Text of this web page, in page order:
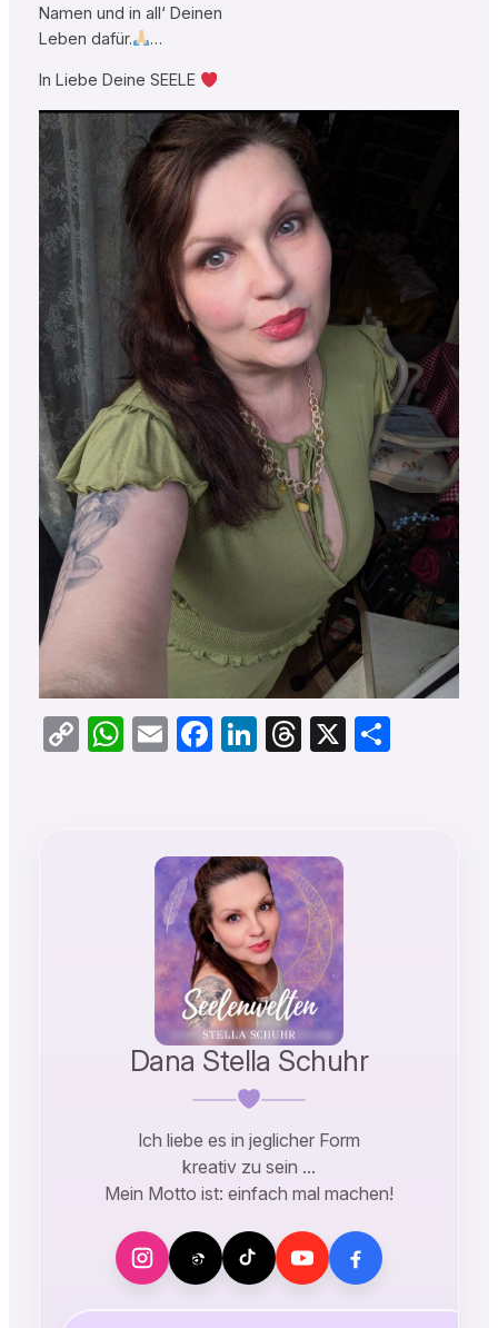
Namen und in all‘ Deinen
Leben dafür.
…
In Liebe Deine SEELE
CopyWhatsApp
EmailFacebook
LinkedIn
Threads
X Teilen
Dana Stella Schuhr
Ich liebe es in jeglicher Form
kreativ zu sein …
Mein Motto ist: einfach mal machen!